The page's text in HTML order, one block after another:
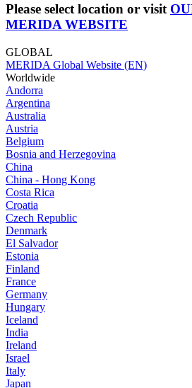
Please select location or visit
MERIDA WEBSITE
GLOBAL
MERIDA Global Website (EN)
Worldwide
Andorra
Argentina
Australia
Austria
Belgium
Bosnia and Herzegovina
China
China - Hong Kong
Costa Rica
Croatia
Czech Republic
Denmark
El Salvador
Estonia
Finland
France
Germany
Hungary
Iceland
India
Ireland
Israel
Italy
Japan